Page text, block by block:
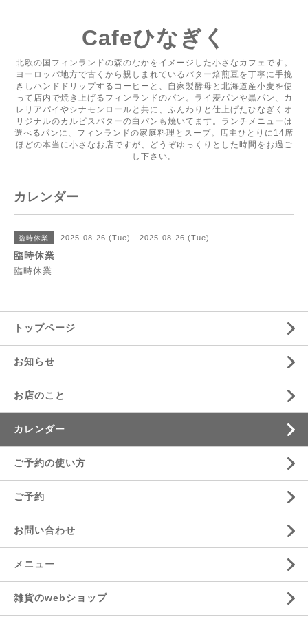
Cafeひなぎく
北欧の国フィンランドの森のなかをイメージした小さなカフェです。
ヨーロッパ地方で古くから親しまれているバター焙煎豆を丁寧に手挽
きしハンドドリップするコーヒーと、自家製酵母と北海道産小麦を使
って店内で焼き上げるフィンランドのパン。ライ麦パンや黒パン、カ
レリアパイやシナモンロールと共に、ふんわりと仕上げたひなぎくオ
リジナルのカルピスバターの白パンも焼いてます。ランチメニューは
選べるパンに、フィンランドの家庭料理とスープ。店主ひとりに14席
ほどの本当に小さなお店ですが、どうぞゆっくりとした時間をお過ご
し下さい。
カレンダー
臨時休業 2025-08-26 (Tue) - 2025-08-26 (Tue)
臨時休業
臨時休業
トップページ
お知らせ
お店のこと
カレンダー
ご予約の使い方
ご予約
お問い合わせ
メニュー
雑貨のwebショップ